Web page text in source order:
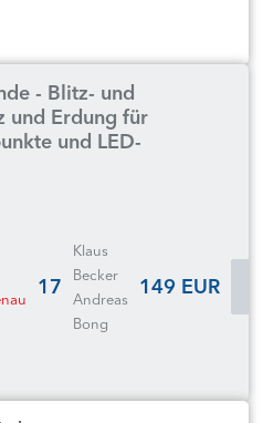
- Blitz- und
und Erdung für
und LED-
17
Klaus
Becker
Andreas
Bong
149 EUR